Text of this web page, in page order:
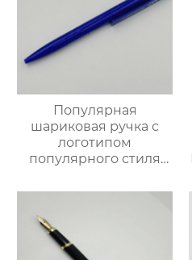
Популярная
шариковая ручка с
логотипом
популярного стиля